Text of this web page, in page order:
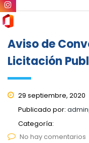
Aviso de
Licitación
29 septiembre, 2020
Publicado por:
Categoría:
No hay comentarios